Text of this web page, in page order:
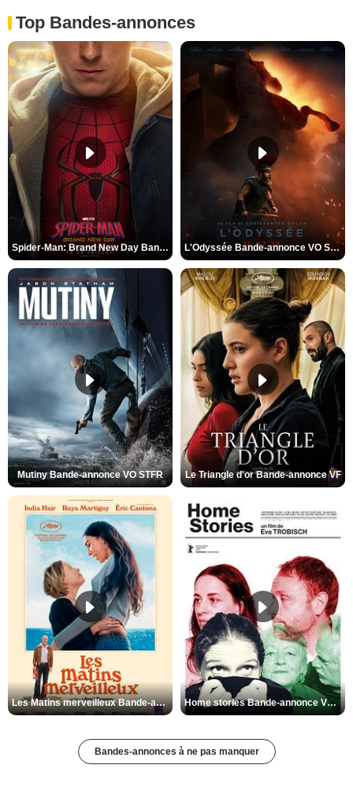
Top Bandes-annonces
Spider-Man: Brand New Day Bande-annonce VO STFR L'Odyssée Bande-annonce VO STFR
Mutiny Bande-annonce VO STFR Le Triangle d'or Bande-annonce VF
Les Matins merveilleux Bande-annonce VF Home stories Bande-annonce VO STFR
Bandes-annonces à ne pas manquer